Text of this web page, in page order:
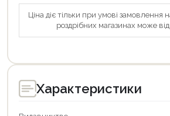
Ціна діє тільки при умові замовлення
роздрібних магазинах може
Характеристики